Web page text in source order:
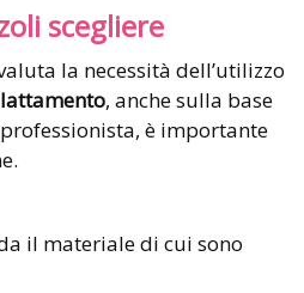
scegliere
la necessità dell’utilizzo
, anche sulla base
è importante
il materiale di cui sono